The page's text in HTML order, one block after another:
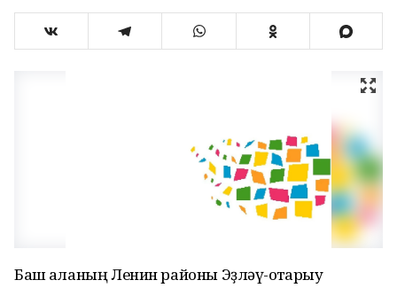
Баш ҡаланың Ленин районы Эҙләү-ҡотҡарыу